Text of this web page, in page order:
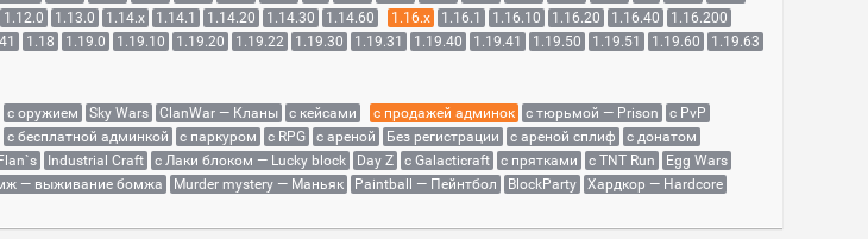
1.12.0 1.13.0 1.14.x 1.14.1 1.14.20 1.14.30 1.14.60 1.16.x 1.16.1 1.16.10 1.16.20 1.16.40
1.16.200
1.18 1.19.0 1.19.10 1.19.20 1.19.22 1.19.30 1.19.31 1.19.40 1.19.41 1.19.50 1.19.51 1.19.60
1.19.63
с оружием Sky Wars ClanWar — Кланы с кейсами с продажей админок с тюрьмой — Prison
с PvP
с бесплатной админкой с паркуром с RPG с ареной Без регистрации с ареной сплиф
с донатом
Flan`s Industrial Craft с Лаки блоком — Lucky block Day Z с Galacticraft с прятками с TNT Run
Egg Wars
— выживание бомжа Murder mystery — Маньяк Paintball — Пейнтбол BlockParty
Хардкор — Hardcore